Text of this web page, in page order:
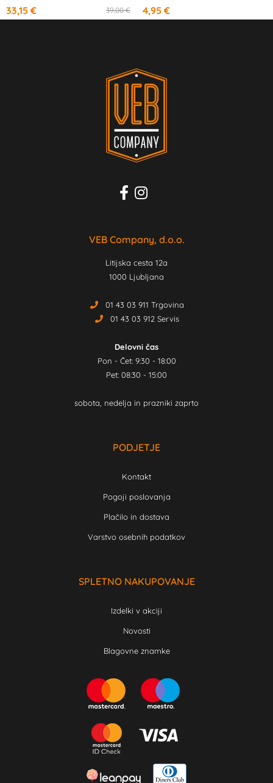
39,00 €
33,15 € 4,95 €
VEB Company, d.o.o.
Litijska cesta 12a
1000 Ljubljana
01 43 03 911 Trgovina
01 43 03 912 Servis
Delovni čas
Pon - Čet: 9:30 - 18:00
Pet: 08:30 - 15:00
sobota, nedelja in prazniki zaprto
PODJETJE
Kontakt
Pogoji poslovanja
Plačilo in dostava
Varstvo osebnih podatkov
SPLETNO NAKUPOVANJE
Izdelki v akciji
Novosti
Blagovne znamke